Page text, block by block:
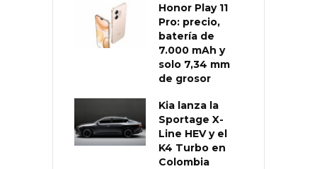
Honor Play 11
Pro: precio,
batería de
7.000 mAh y
solo 7,34 mm
de grosor
Kia lanza la
Sportage X-
Line HEV y el
K4 Turbo en
Colombia